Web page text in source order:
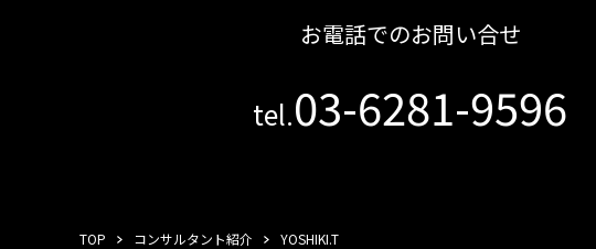
お電話でのお問い合せ
tel.03-6281-9596
TOP コンサルタント紹介 YOSHIKI.T